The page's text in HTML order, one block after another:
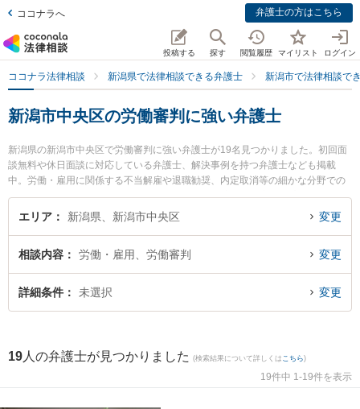
ココナラへ 弁護士の方はこちら
投稿する 探す 閲覧履歴 マイリスト ログイン
ココナラ法律相談 新潟県で法律相談できる弁護士 新潟市で法律相談で
新潟市中央区の労働審判に強い弁護士
新潟県の新潟市中央区で労働審判に強い弁護士が19名見つかりました。初回面
談無料や休日面談に対応している弁護士、解決事例を持つ弁護士なども掲載
中。労働・雇用に関係する不当解雇や退職勧奨、内定取消等の細かな分野での
絞り込み検索もでき便利です。特に虎ノ門法律経済事務所 新潟支店の牧野 絵里
華弁護士やベリーベスト法律事務所 新潟オフィスの川村 浩樹弁護士、弁護士法
生した労働審判のトラブルを今すぐに弁護士に相談したい』『労働審判のトラ
ブル解決の実績豊富な近くの弁護士を検索したい』『初回相談無料で労働審判
を法律相談できる新潟市中央区内の弁護士に相談予約したい』などでお困りの
エリア 新潟県、新潟市中央区 変更
相談内容 労働・雇用、労働審判 変更
詳細条件 未選択 変更
19 人の弁護士が見つかりました (検索結果について詳しくは こちら)
19件中 1-19件を表示